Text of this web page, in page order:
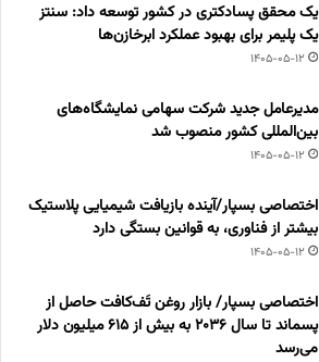
یک محقق پسادکتری در کشور توسعه داد: سنتز
یک پلیمر برای بهبود عملکرد ابرخازن‌ها
1405-05-12
مدیرعامل جدید شرکت سهامی نمایشگاه‌های
بین‌المللی کشور منصوب شد
1405-05-12
اختصاصی بسپار/آینده بازیافت شیمیایی پلاستیک
بیشتر از فناوری، به قوانین بستگی دارد
1405-05-12
اختصاصی بسپار/ بازار روغن تَف‌کافت حاصل از
پسماند تا سال ۲۰۳۶ به بیش از ۶۱۵ میلیون دلار
می‌رسد